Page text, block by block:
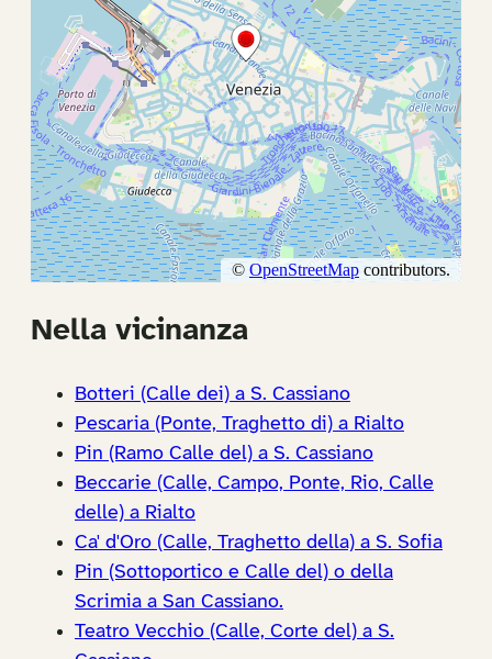
Nella vicinanza
Botteri (Calle dei) a S. Cassiano
Pescaria (Ponte, Traghetto di) a Rialto
Pin (Ramo Calle del) a S. Cassiano
Beccarie (Calle, Campo, Ponte, Rio, Calle
delle) a Rialto
Ca' d'Oro (Calle, Traghetto della) a S. Sofia
Pin (Sottoportico e Calle del) o della
Scrimia a San Cassiano.
Teatro Vecchio (Calle, Corte del) a S.